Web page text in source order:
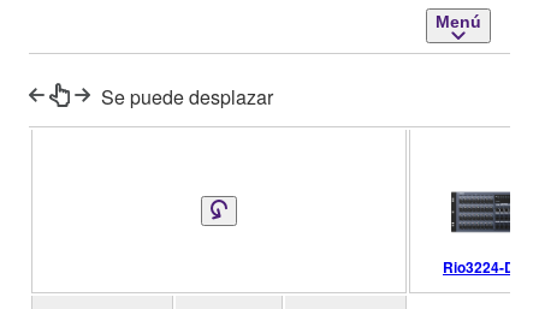
Menú
Se puede desplazar
Rio3224-D2